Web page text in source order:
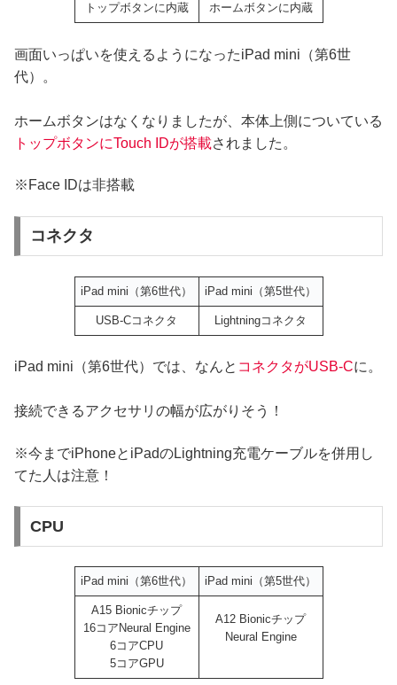
トップボタンに内蔵 ホームボタンに内蔵
画面いっぱいを使えるようになったiPad mini（第6世
代）。
ホームボタンはなくなりましたが、本体上側についている
トップボタンにTouch IDが搭載されました。
※Face IDは非搭載
コネクタ
iPad mini（第6世代） iPad mini（第5世代）
USB-Cコネクタ Lightningコネクタ
iPad mini（第6世代）では、なんと コネクタがUSB-Cに。
接続できるアクセサリの幅が広がりそう！
※今までiPhoneとiPadのLightning充電ケーブルを併用し
てた人は注意！
CPU
iPad mini（第6世代） iPad mini（第5世代）
A15 Bionicチップ
16コアNeural Engine
6コアCPU
5コアGPU
A12 Bionicチップ
Neural Engine